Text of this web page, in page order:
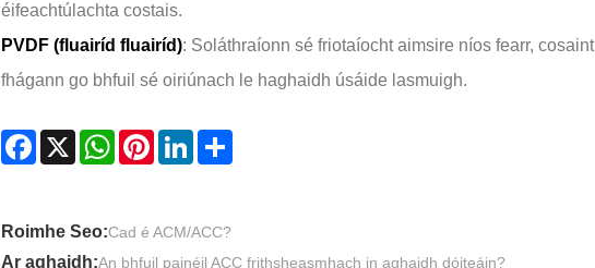
éifeachtúlachta costais.
PVDF (fluairíd fluairíd): Soláthraíonn sé friotaíocht aimsire níos fearr,
fhágann go bhfuil sé oiriúnach le haghaidh úsáide lasmuigh.
Facebook
X WhatsApp
PinterestLinkedInShare
Roimhe Seo:Cad é ACM/ACC?
Ar aghaidh:An bhfuil painéil ACC frithsheasmhach in aghaidh dóiteáin?